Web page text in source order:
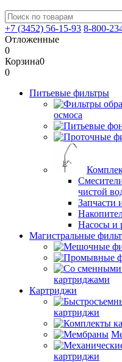
+7 (3452) 56-15-93 8-800-
Отложенные
0
Корзина0
0
Питьевые фильтры
осмоса
чистой
Запчасти
Насосы и
Магистральные
картриджами
Картриджи
картриджи
картриджи